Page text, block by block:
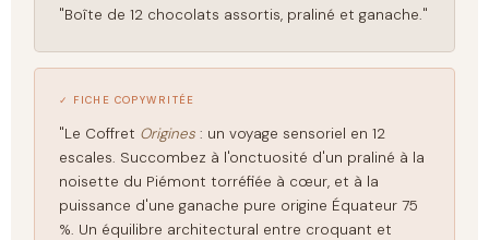
"Boîte de 12 chocolats assortis, praliné et ganache."
✓ FICHE COPYWRITÉE
"Le Coffret Origines : un voyage sensoriel en 12
escales. Succombez à l'onctuosité d'un praliné à la
noisette du Piémont torréfiée à cœur, et à la
puissance d'une ganache pure origine Équateur 75
%. Un équilibre architectural entre croquant et